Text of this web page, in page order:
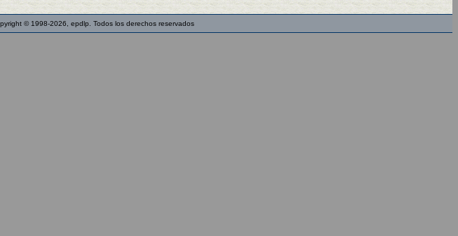
© 1998-2026, epdlp. Todos los derechos reservados